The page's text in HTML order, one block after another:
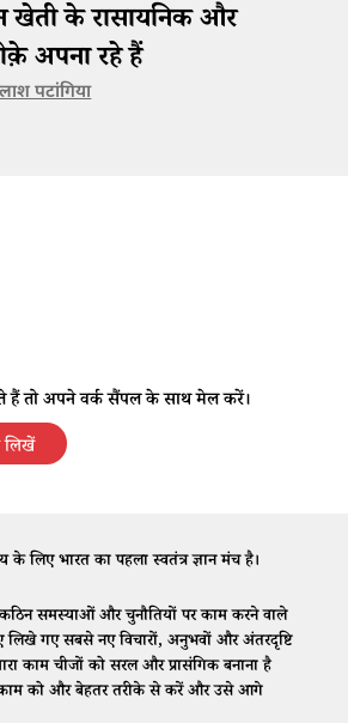
के रासायनिक और
अपना रहे हैं
पटांगिया
हैं तो अपने वर्क सैंपल के साथ मेल करें।
लिए भारत का पहला स्वतंत्र ज्ञान मंच है।
समस्याओं और चुनौतियों पर काम करने वाले
लिखे गए सबसे नए विचारों, अनुभवों और अंतरदृष्टि
काम चीजों को सरल और प्रासंगिक बनाना है
को और बेहतर तरीके से करें और उसे आगे